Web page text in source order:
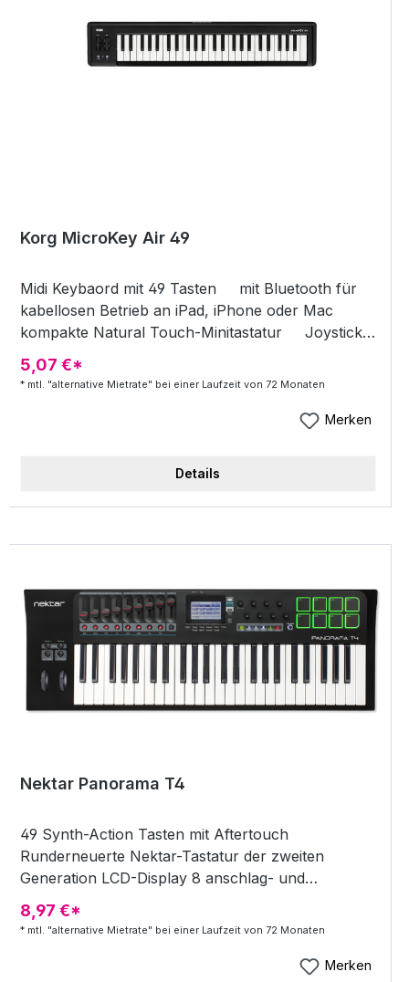
Korg MicroKey Air 49
Midi Keybaord mit 49 Tasten mit Bluetooth für
kabellosen Betrieb an iPad, iPhone oder Mac
kompakte Natural Touch-Minitastatur Joystick
Arpeggiator-Taster Sustain / TAP-Taster
Octave Shift-Taster Sustain-Taster Anschluss
Lieferumfang: Korg Software Bundle Code, USB
5,07 €*
* mtl. "alternative Mietrate" bei einer Laufzeit von 72 Monaten
Merken
Details
Nektar Panorama T4
49 Synth-Action Tasten mit Aftertouch
Runderneuerte Nektar-Tastatur der zweiten
Generation LCD-Display 8 anschlag- und
druckempfindliche Pads Bank-Taste für Zugriff auf
weitere 8 Pads (insgesamt 16) 9 30mm Fader, 8
Regler ist voll programmierbar, um beliebige MIDI
8,97 €*
* mtl. "alternative Mietrate" bei einer Laufzeit von 72 Monaten
Merken